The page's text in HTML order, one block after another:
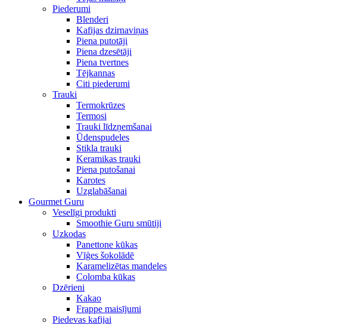
Piederumi
Blenderi
Kafijas dzirnaviņas
Piena putotāji
Piena dzesētāji
Piena tvertnes
Tējkannas
Citi piederumi
Trauki
Termokrūzes
Termosi
Trauki līdzņemšanai
Ūdenspudeles
Stikla trauki
Keramikas trauki
Piena putošanai
Karotes
Uzglabāšanai
Gourmet Guru
Veselīgi produkti
Smoothie Guru smūtiji
Uzkodas
Panettone kūkas
Vīģes šokolādē
Karamelizētas mandeles
Colomba kūkas
Dzērieni
Kakao
Frappe maisījumi
Piedevas kafijai